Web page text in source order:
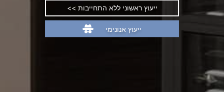
ייעוץ ראשוני ללא התחייבות >>
ייעוץ אנונימי